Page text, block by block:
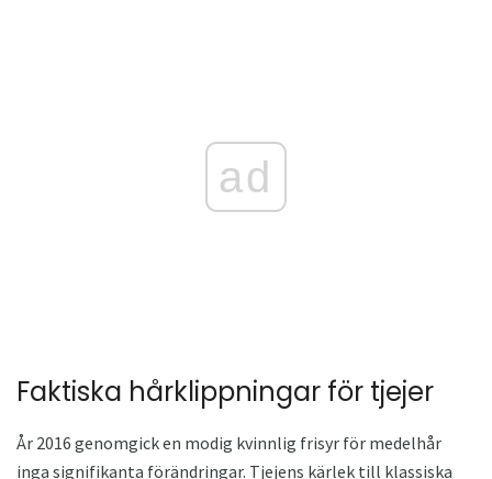
ad
Faktiska hårklippningar för tjejer
År 2016 genomgick en modig kvinnlig frisyr för medelhår
inga signifikanta förändringar. Tjejens kärlek till klassiska